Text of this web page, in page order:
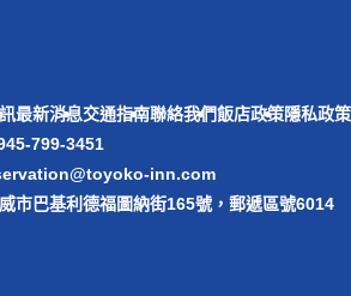
最新消息交通指南聯絡我們飯店政策隱私政策
799-3451
inn.com
市巴基利德福圖納街165號，郵遞區號6014